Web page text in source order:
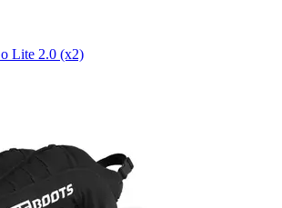
Lite 2.0 (x2)